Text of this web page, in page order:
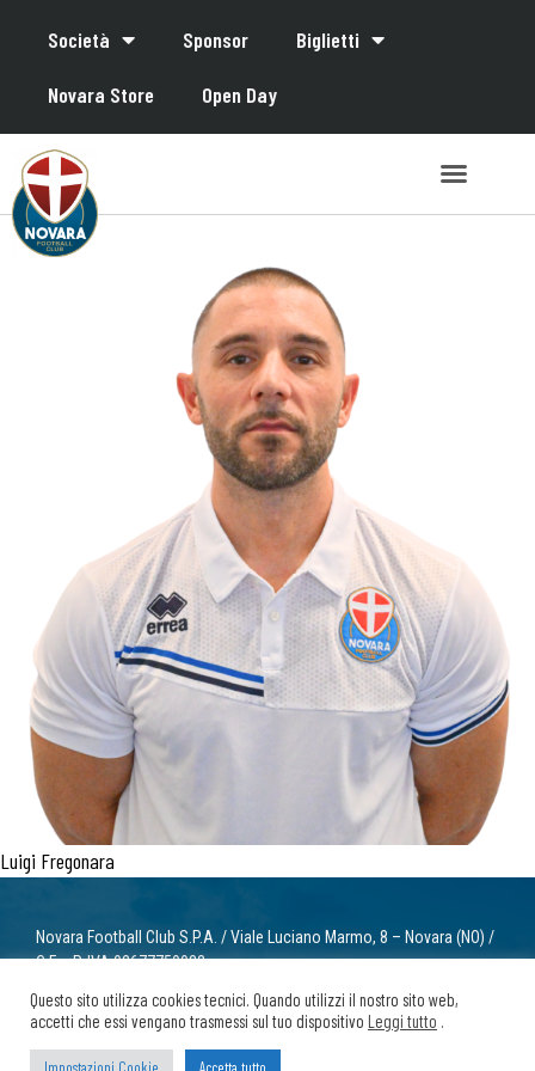
Società Sponsor Biglietti
Novara Store Open Day
Luigi Fregonara
Novara Football Club S.P.A. / Viale Luciano Marmo, 8 – Novara (NO) /
C.F. e P. IVA 02677750032
© 2022 Novara Football Club. Tutti i diritti riservati.
Privacy/ Cookie
Questo sito utilizza cookies tecnici. Quando utilizzi il nostro sito web,
accetti che essi vengano trasmessi sul tuo dispositivo Leggi tutto .